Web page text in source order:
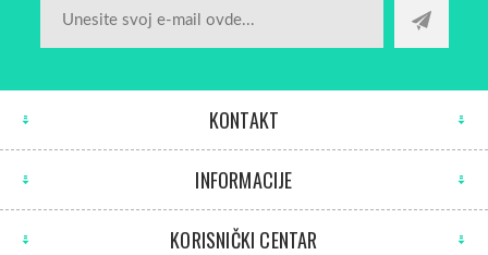
KONTAKT
INFORMACIJE
KORISNIČKI CENTAR